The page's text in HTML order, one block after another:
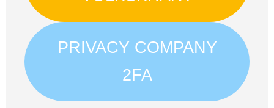
PRIVACY COMPANY
2FA